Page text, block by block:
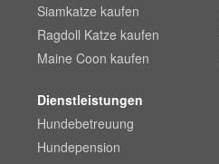
Siamkatze kaufen
Ragdoll Katze kaufen
Maine Coon kaufen
Dienstleistungen
Hundebetreuung
Hundepension